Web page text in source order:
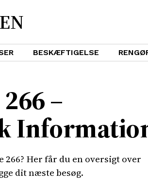
BESKÆFTIGELSE
–
Her får du en oversigt over
dit næste besøg.